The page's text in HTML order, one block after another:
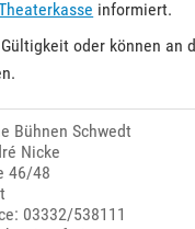
informiert.
oder können an
Bühnen Schwedt
Nicke
46/48
03332/538111